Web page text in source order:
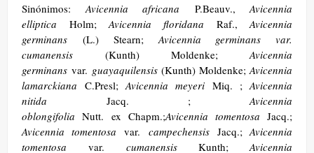
Sinónimos: Avicennia africana P.Beauv., Avicennia
elliptica Holm; Avicennia floridana Raf., Avicennia
germinans (L.) Stearn; Avicennia germinans var.
cumanensis (Kunth) Moldenke; Avicennia
germinans var. guayaquilensis(Kunth) Moldenke;Avicennia
lamarckiana C.Presl; Avicennia meyeri Miq. ; Avicennia
nitida Jacq. ; Avicennia
oblongifolia Nutt. ex Chapm.;Avicennia tomentosa Jacq.;
Avicennia tomentosa var. campechensisJacq.;Avicennia
tomentosa var. cumanensisKunth; Avicennia